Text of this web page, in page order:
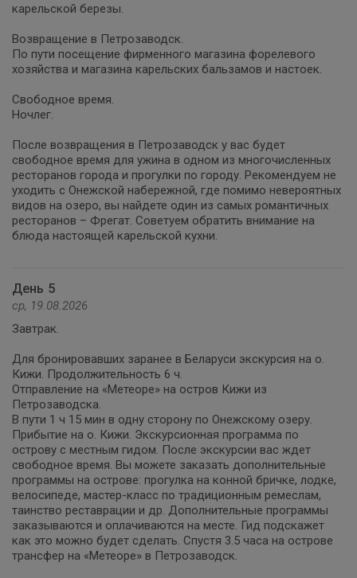
карельской березы.
Возвращение в Петрозаводск.
По пути посещение фирменного магазина форелевого
хозяйства и магазина карельских бальзамов и настоек.
Свободное время.
Ночлег.
После возвращения в Петрозаводск у вас будет
свободное время для ужина в одном из многочисленных
ресторанов города и прогулки по городу. Рекомендуем не
уходить с Онежской набережной, где помимо невероятных
видов на озеро, вы найдете один из самых романтичных
ресторанов – Фрегат. Советуем обратить внимание на
блюда настоящей карельской кухни.
День 5
ср, 19.08.2026
Завтрак.
Для бронировавших заранее в Беларуси экскурсия на о.
Кижи. Продолжительность 6 ч.
Отправление на «Метеоре» на остров Кижи из
Петрозаводска.
В пути 1 ч 15 мин в одну сторону по Онежскому озеру.
Прибытие на о. Кижи. Экскурсионная программа по
острову с местным гидом. После экскурсии вас ждет
свободное время. Вы можете заказать дополнительные
программы на острове: прогулка на конной бричке, лодке,
велосипеде, мастер-класс по традиционным ремеслам,
таинство реставрации и др. Дополнительные программы
заказываются и оплачиваются на месте. Гид подскажет
как это можно будет сделать. Спустя 3.5 часа на острове
трансфер на «Метеоре» в Петрозаводск.